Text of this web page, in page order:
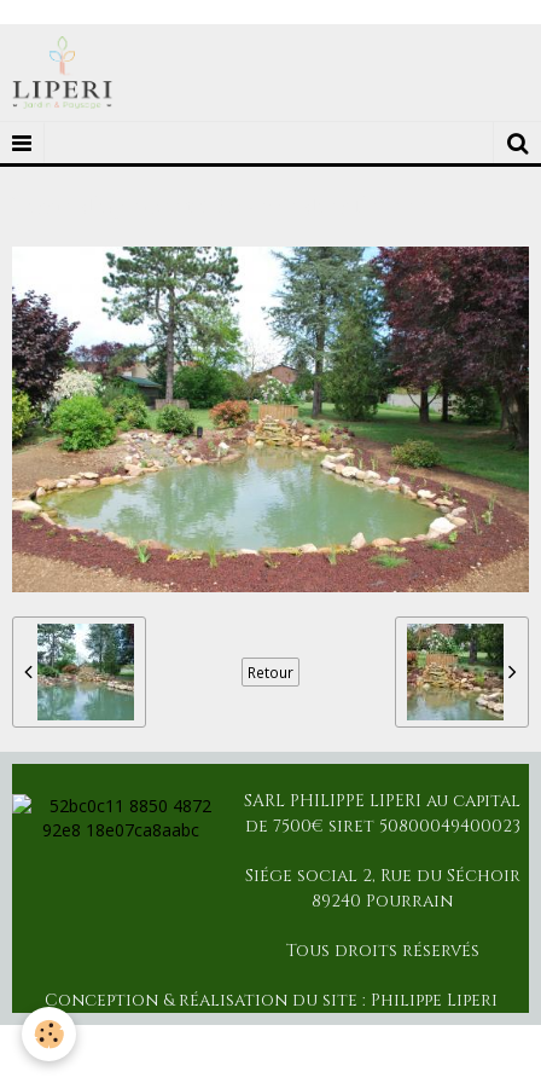
Retour
SARL PHILIPPE LIPERI au capital
de 7500€ siret 50800049400023
Siége social 2, Rue du Séchoir
89240 Pourrain
Tous droits réservés
Conception & réalisation du site : Philippe Liperi